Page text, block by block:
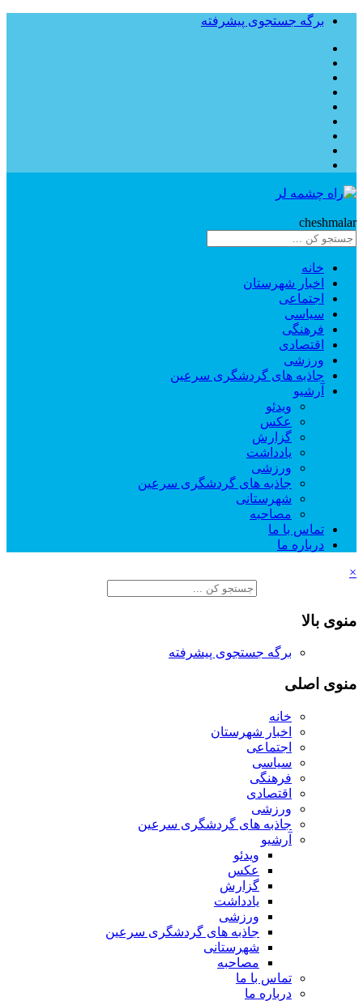
برگه جستجوی پیشرفته
cheshmalar
خانه
اخبار شهرستان
اجتماعی
سیاسی
فرهنگی
اقتصادی
ورزشی
جاذبه های گردشگری سرعین
آرشیو
ویدئو
عکس
گزارش
یادداشت
ورزشی
جاذبه های گردشگری سرعین
شهرستانی
مصاحبه
تماس با ما
درباره ما
×
منوی بالا
برگه جستجوی پیشرفته
منوی اصلی
خانه
اخبار شهرستان
اجتماعی
سیاسی
فرهنگی
اقتصادی
ورزشی
جاذبه های گردشگری سرعین
آرشیو
ویدئو
عکس
گزارش
یادداشت
ورزشی
جاذبه های گردشگری سرعین
شهرستانی
مصاحبه
تماس با ما
درباره ما